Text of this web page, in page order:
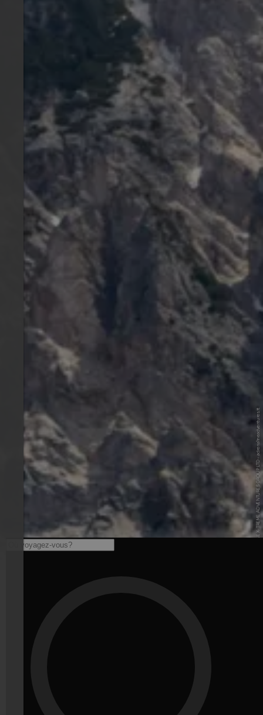
© ADRENALINE X-TREME ADVENTURES GROUP LTD - adrenalineadventures.it